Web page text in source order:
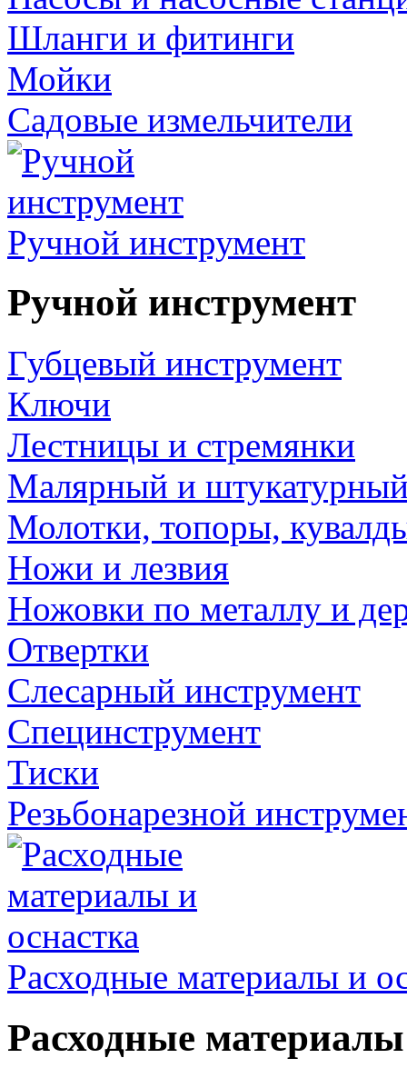
Шланги и фитинги
Мойки
Садовые измельчители
Ручной инструмент
Ручной инструмент
Губцевый инструмент
Ключи
Лестницы и стремянки
Малярный и
Молотки, топоры,
Ножи и лезвия
Ножовки по металлу и
Отвертки
Слесарный инструмент
Специнструмент
Тиски
Резьбонарезной
Расходные материалы и
Расходные